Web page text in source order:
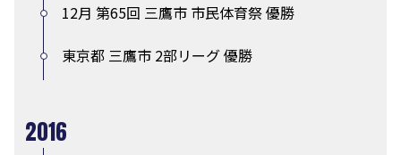
12月 第65回 三鷹市 市民体育祭 優勝
東京都 三鷹市 2部リーグ 優勝
2016